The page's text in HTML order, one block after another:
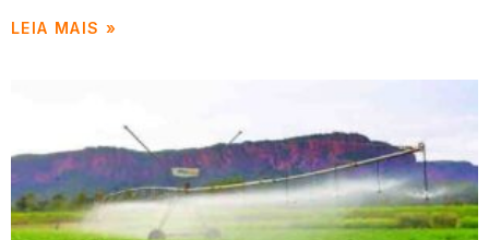
LEIA MAIS »